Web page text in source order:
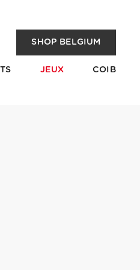
SHOP BELGIUM
JEUX COIB